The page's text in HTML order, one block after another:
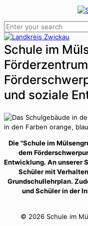
Schule im
und soziale
Die "Schule im
dem
Entwicklung. An unserer
Schüler mit
Grundschullehrplan.
und Schüler in der
© 2026 Schule im